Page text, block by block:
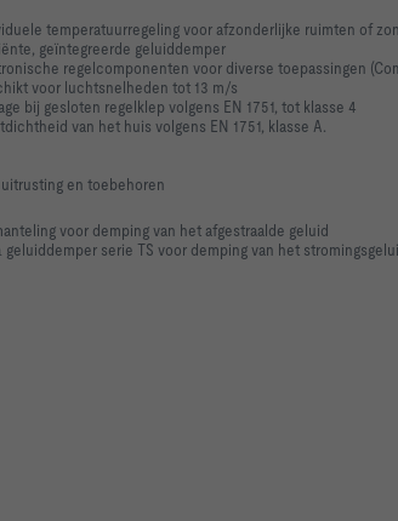
temperatuurregeling voor afzonderlijke ruimten of
geïntegreerde geluiddemper
regelcomponenten voor diverse toepassingen
voor luchtsnelheden tot 13 m/s
bij gesloten regelklep volgens EN 1751, tot klasse 4
van het huis volgens EN 1751, klasse A.
en toebehoren
voor demping van het afgestraalde geluid
geluiddemper serie TS voor demping van het